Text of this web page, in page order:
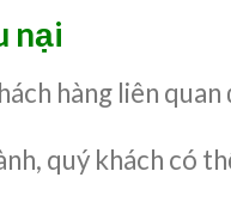
nại
hàng liên
quý khách có